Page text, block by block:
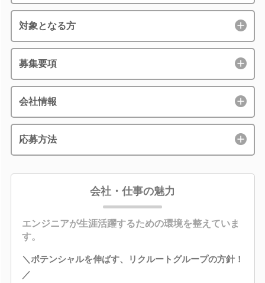
対象となる方
募集要項
会社情報
応募方法
会社・仕事の魅力
エンジニアが生涯活躍するための環境を整えていま
す。
＼ポテンシャルを伸ばす、リクルートグループの方針！
／